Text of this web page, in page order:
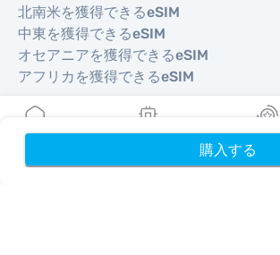
購入する
北南米を獲得できるeSIM
中東を獲得できるeSIM
オセアニアを獲得できるeSIM
アフリカを獲得できるeSIM
国
米国を獲得できるeSIM
リワー